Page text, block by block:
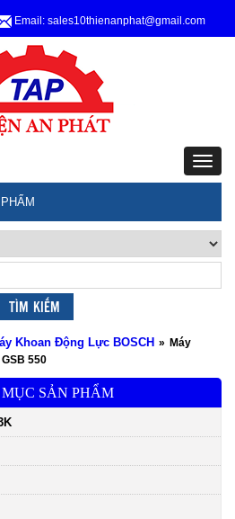
Email: sales10thienanphat@gmail.com
Khoan Động Lực BOSCH » Máy
550
SẢN PHẨM